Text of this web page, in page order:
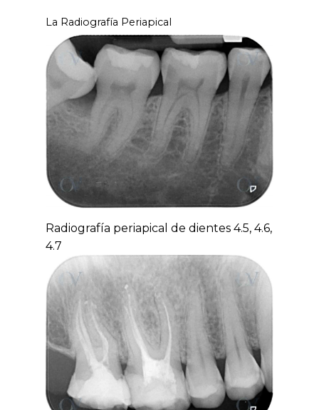
La Radiografía Periapical
Radiografía periapical de dientes 4.5, 4.6,
4.7